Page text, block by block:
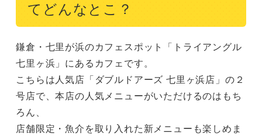
てどんなとこ？
鎌倉・七里が浜のカフェスポット「トライアングル
七里ヶ浜」にあるカフェです。
こちらは人気店「ダブルドアーズ 七里ヶ浜店」の２
号店で、本店の人気メニューがいただけるのはもち
ろん、
店舗限定・魚介を取り入れた新メニューも楽しめま